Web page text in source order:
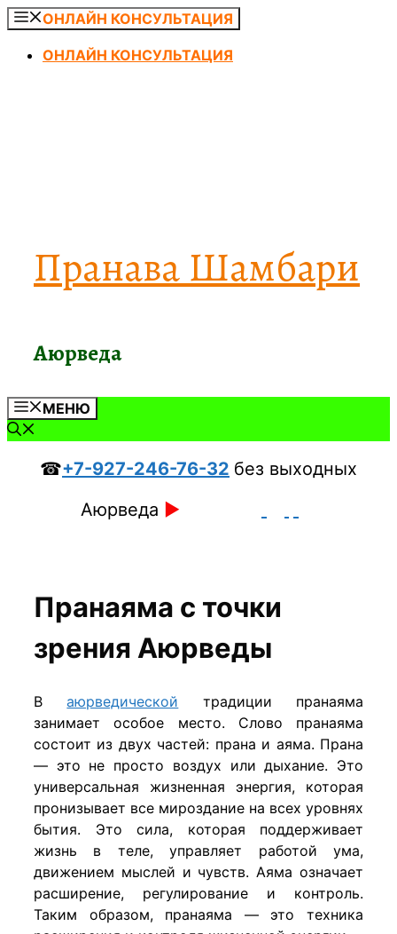
Перейти
содержимому
ОНЛАЙН КОНСУЛЬТАЦИЯ
ОНЛАЙН КОНСУЛЬТАЦИЯ
Пранава Шамбари
Аюрведа
МЕНЮ
☎+7-927-246-76-32 без выходных
Аюрведа ►
Пранаяма с точки
зрения Аюрведы
Ваюрведической традиции пранаяма
занимает особое место. Слово пранаяма
состоит из двух частей: прана и аяма. Прана
— это не просто воздух или дыхание. Это
универсальная жизненная энергия, которая
пронизывает все мироздание на всех уровнях
бытия. Это сила, которая поддерживает
жизнь в теле, управляет работой ума,
движением мыслей и чувств. Аяма означает
расширение, регулирование и контроль.
Таким образом, пранаяма — это техника